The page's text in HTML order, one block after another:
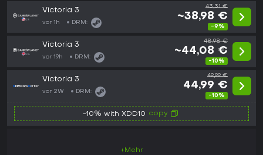
Victoria 3
vor 1h DRM:
43,31 €
~38,98 €
-9%
Victoria 3
vor 19h DRM:
48,98 €
~44,08 €
-10%
Victoria 3
vor 2W DRM:
49,99 €
44,99 €
-10%
-10% with XDD10 copy
+Mehr